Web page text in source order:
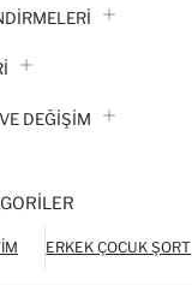
DEĞIŞIM
ERKEK ÇOCUK ŞORT